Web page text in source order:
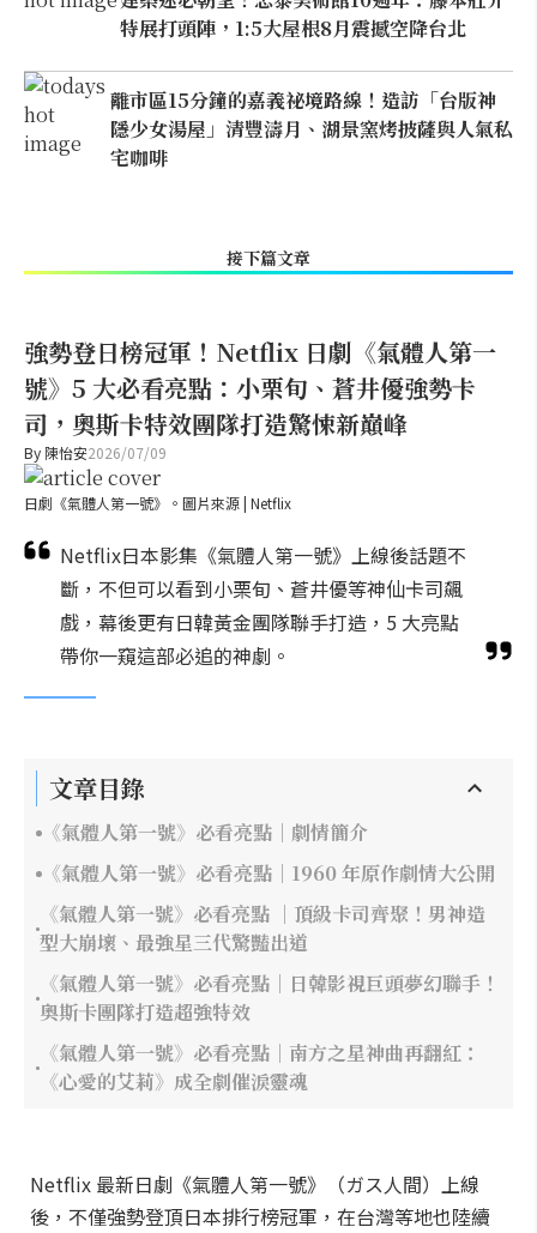
特展打頭陣，1:5大屋根8月震撼空降台北
離市區15分鐘的嘉義祕境路線！造訪「台版神
隱少女湯屋」清豐濤月、湖景窯烤披薩與人氣私
宅咖啡
接下篇文章
強勢登日榜冠軍！Netflix 日劇《氣體人第一
號》5 大必看亮點：小栗旬、蒼井優強勢卡
司，奧斯卡特效團隊打造驚悚新巔峰
By 陳怡安2026/07/09
日劇《氣體人第一號》。圖片來源 | Netflix
Netflix日本影集《氣體人第一號》上線後話題不
斷，不但可以看到小栗旬、蒼井優等神仙卡司飆
戲，幕後更有日韓黃金團隊聯手打造，5 大亮點
帶你一窺這部必追的神劇。
文章目錄
《氣體人第一號》必看亮點｜劇情簡介
《氣體人第一號》必看亮點｜1960 年原作劇情大公開
《氣體人第一號》必看亮點 ｜頂級卡司齊聚！男神造
型大崩壞、最強星三代驚豔出道
《氣體人第一號》必看亮點｜日韓影視巨頭夢幻聯手！
奧斯卡團隊打造超強特效
《氣體人第一號》必看亮點｜南方之星神曲再翻紅：
《心愛的艾莉》成全劇催淚靈魂
Netflix 最新日劇《氣體人第一號》（ガス人間）上線
後，不僅強勢登頂日本排行榜冠軍，在台灣等地也陸續